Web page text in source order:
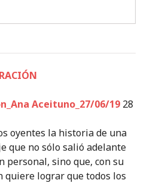
Aceituno_27/06/19 28
oyentes la historia de una
que no sólo salió adelante
personal, sino que, con su
quiere lograr que todos los